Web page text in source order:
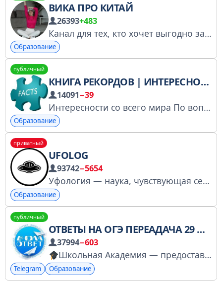
ВИКА ПРО КИТАЙ
26393+483
Канал для тех, кто хочет выгодно закупать товары из Китая! Сайт: https://vikaprokitai.ru Instagram: Vika.Pirs (запрещён в РФ) По вопросам рекламы пишите сюда: pr.vikapirs@gmail.com https://gosuslugi.ru/snet/67b592b50bcc8f520fadab3f
Образование
публичный
КНИГА РЕКОРДОВ | ИНТЕРЕСНОЕ | ФАКТЫ
14091−39
Интересности со всего мира По вопросам рекламы: @Dashka_Fomina Зарегистрирован в РКН: https://www.gosuslugi.ru/snet/679175d158ab2221b0ce57d1
Образование
приватный
UFOLOG
93742−5654
Уфология — наука, чувствующая себя не в своей тарелке. По рекламе: @psypokemoney Менеджеры: @Diggsale Ссылка на канал: @ufologia_tg Вы стали очевидцем НЛО? Расскажите об этом нам: @Salim_Baz
Образование
публичный
ОТВЕТЫ НА ОГЭ ПЕРЕАДАЧА 29 ИЮНЯ
37994−603
Школьная Академия — предоставляет помощь с экзаменами, пробниками, олимпиадами, региональными работами, и подготовкой к экзаменам
Telegram Образование